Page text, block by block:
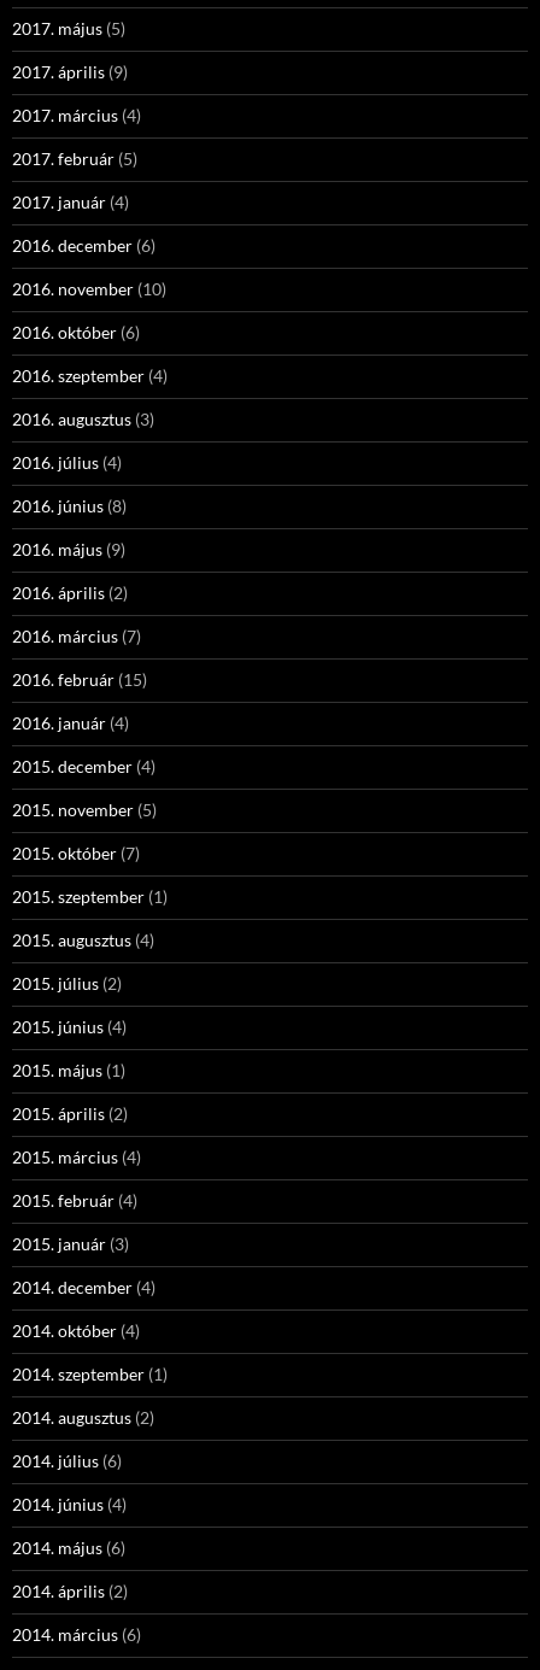
2017. május (5)
2017. április (9)
2017. március (4)
2017. február (5)
2017. január (4)
2016. december (6)
2016. november (10)
2016. október (6)
2016. szeptember (4)
2016. augusztus (3)
2016. július (4)
2016. június (8)
2016. május (9)
2016. április (2)
2016. március (7)
2016. február (15)
2016. január (4)
2015. december (4)
2015. november (5)
2015. október (7)
2015. szeptember (1)
2015. augusztus (4)
2015. július (2)
2015. június (4)
2015. május (1)
2015. április (2)
2015. március (4)
2015. február (4)
2015. január (3)
2014. december (4)
2014. október (4)
2014. szeptember (1)
2014. augusztus (2)
2014. július (6)
2014. június (4)
2014. május (6)
2014. április (2)
2014. március (6)